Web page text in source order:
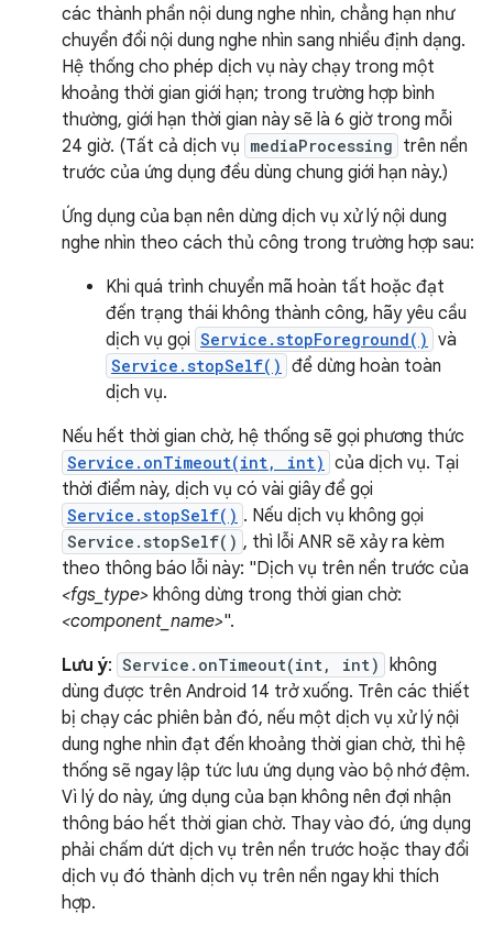
các thành phần nội dung nghe nhìn, chẳng hạn như
chuyển đổi nội dung nghe nhìn sang nhiều định dạng.
Hệ thống cho phép dịch vụ này chạy trong một
khoảng thời gian giới hạn; trong trường hợp bình
thường, giới hạn thời gian này sẽ là 6 giờ trong mỗi
24 giờ. (Tất cả dịch vụ mediaProcessing trên nền
trước của ứng dụng đều dùng chung giới hạn này.)
Ứng dụng của bạn nên dừng dịch vụ xử lý nội dung
nghe nhìn theo cách thủ công trong trường hợp sau:
Khi quá trình chuyển mã hoàn tất hoặc đạt
đến trạng thái không thành công, hãy yêu cầu
dịch vụ gọi Service.stopForeground() và
Service.stopSelf() để dừng hoàn toàn
dịch vụ.
Nếu hết thời gian chờ, hệ thống sẽ gọi phương thức
Service.onTimeout(int, int) của dịch vụ. Tại
thời điểm này, dịch vụ có vài giây để gọi
Service.stopSelf() . Nếu dịch vụ không gọi
Service.stopSelf() , thì lỗi ANR sẽ xảy ra kèm
theo thông báo lỗi này: "Dịch vụ trên nền trước của
<fgs_type> không dừng trong thời gian chờ:
<component_name>".
Lưu ý: Service.onTimeout(int, int) không
dùng được trên Android 14 trở xuống. Trên các thiết
bị chạy các phiên bản đó, nếu một dịch vụ xử lý nội
dung nghe nhìn đạt đến khoảng thời gian chờ, thì hệ
thống sẽ ngay lập tức lưu ứng dụng vào bộ nhớ đệm.
Vì lý do này, ứng dụng của bạn không nên đợi nhận
thông báo hết thời gian chờ. Thay vào đó, ứng dụng
phải chấm dứt dịch vụ trên nền trước hoặc thay đổi
dịch vụ đó thành dịch vụ trên nền ngay khi thích
hợp.